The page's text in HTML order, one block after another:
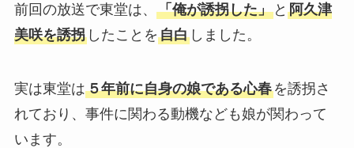
前回の放送で東堂は、 「俺が誘拐した」と 阿久津
美咲を誘拐したことを自白しました。
実は東堂は５年前に自身の娘である心春を誘拐さ
れており、事件に関わる動機なども娘が関わって
います。